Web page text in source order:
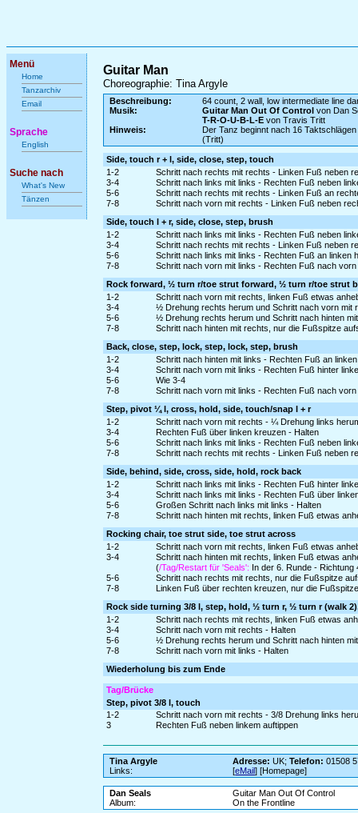
Menü
Home
Tanzarchiv
Email
Sprache
English
Suche nach
What's New
Tänzen
Guitar Man
Choreographie: Tina Argyle
Beschreibung:
64 count, 2 wall, low intermediate line
Musik:
Guitar Man Out Of Controlvon Dan
T-R-O-U-B-L-Evon Travis Tritt
Hinweis:
Der Tanz beginnt nach 16
(Tritt)
Side, touch r + l, side, close, step, touch
1-2
Schritt nach rechts mit rechts - Linken Fuß neben
3-4
Schritt nach links mit links - Rechten Fuß neben
5-6
Schritt nach rechts mit rechts - Linken Fuß an
7-8
Schritt nach vorn mit rechts - Linken Fuß neben
Side, touch l + r, side, close, step, brush
1-2
Schritt nach links mit links - Rechten Fuß neben
3-4
Schritt nach rechts mit rechts - Linken Fuß neben
5-6
Schritt nach links mit links - Rechten Fuß an linken
7-8
Schritt nach vorn mit links - Rechten Fuß nach
Rock forward, ½ turn r/toe strut forward, ½ turn r/toe strut
1-2
Schritt nach vorn mit rechts, linken Fuß etwas
3-4
½ Drehung rechts herum und Schritt nach vorn
5-6
½ Drehung rechts herum und Schritt nach hinten
7-8
Schritt nach hinten mit rechts, nur die Fußspitze
Back, close, step, lock, step, lock, step, brush
1-2
Schritt nach hinten mit links - Rechten Fuß an
3-4
Schritt nach vorn mit links - Rechten Fuß hinter
5-6
Wie 3-4
7-8
Schritt nach vorn mit links - Rechten Fuß nach
Step, pivot ¼ l, cross, hold, side, touch/snap l + r
1-2
Schritt nach vorn mit rechts - ¼ Drehung links
3-4
Rechten Fuß über linken kreuzen - Halten
5-6
Schritt nach links mit links - Rechten Fuß neben
7-8
Schritt nach rechts mit rechts - Linken Fuß neben
Side, behind, side, cross, side, hold, rock back
1-2
Schritt nach links mit links - Rechten Fuß hinter
3-4
Schritt nach links mit links - Rechten Fuß über
5-6
Großen Schritt nach links mit links - Halten
7-8
Schritt nach hinten mit rechts, linken Fuß etwas
Rocking chair, toe strut side, toe strut across
1-2
Schritt nach vorn mit rechts, linken Fuß etwas
3-4
Schritt nach hinten mit rechts, linken Fuß etwas
(/Tag/Restart für 'Seals': In der 6. Runde -
5-6
Schritt nach rechts mit rechts, nur die Fußspitze
7-8
Linken Fuß über rechten kreuzen, nur die
Rock side turning 3/8 l, step, hold, ½ turn r, ½ turn r (walk
1-2
Schritt nach rechts mit rechts, linken Fuß etwas
3-4
Schritt nach vorn mit rechts - Halten
5-6
½ Drehung rechts herum und Schritt nach hinten
7-8
Schritt nach vorn mit links - Halten
Wiederholung bis zum Ende
Tag/Brücke
Step, pivot 3/8 l, touch
1-2
Schritt nach vorn mit rechts - 3/8 Drehung links
3
Rechten Fuß neben linkem auftippen
Tina Argyle Adresse: UK;Telefon: 01508
Links:
[eMail] [Homepage]
Dan Seals
Guitar Man Out Of Control
Album:
On the Frontline